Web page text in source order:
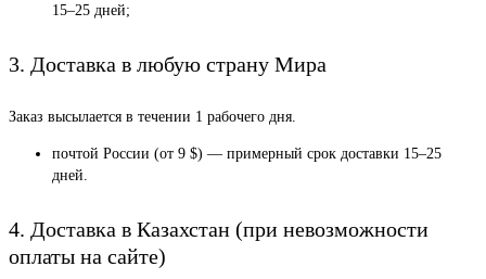
15–25 дней;
3. Доставка в любую страну Мира
Заказ высылается в течении 1 рабочего дня.
почтой России (от 9 $) — примерный срок доставки 15–25
дней.
4. Доставка в Казахстан (при невозможности
оплаты на сайте)